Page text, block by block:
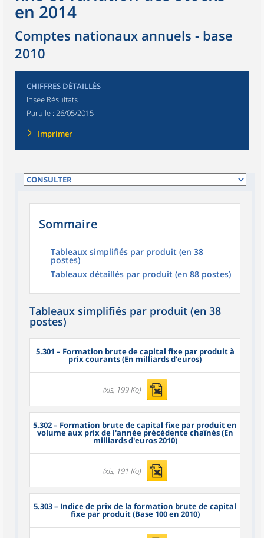
en 2014
Comptes nationaux annuels - base
2010
CHIFFRES DÉTAILLÉS
Insee Résultats
Paru le : 26/05/2015
Imprimer
Sommaire
Tableaux simplifiés par produit (en 38
postes)
Tableaux détaillés par produit (en 88 postes)
Tableaux simplifiés par produit (en 38
postes)
5.301 – Formation brute de capital fixe par produit à
prix courants (En milliards d'euros)
(xls, 199 Ko)
5.302– Formation brute de capital fixe par produit en
volume aux prix de l'année précédente chaînés (En
milliards d'euros 2010)
(xls, 191 Ko)
5.303– Indice de prix de la formation brute de capital
fixe par produit (Base 100 en 2010)